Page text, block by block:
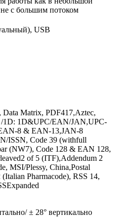
с большим потоком
USB
Data Matrix, PDF417,Aztec,
/1D: 1D&UPC/EAN/JAN,UPC-
8 & EAN-13,JAN-8
ISSN, Code 39 (withfull
(NW7), Code 128 & EAN 128,
of 5 (ITF),Addendum 2
MSI/Plessy, China,Postal
Pharmacode), RSS 14,
± 28° вертикально